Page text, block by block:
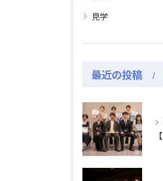
見学
最近の投稿